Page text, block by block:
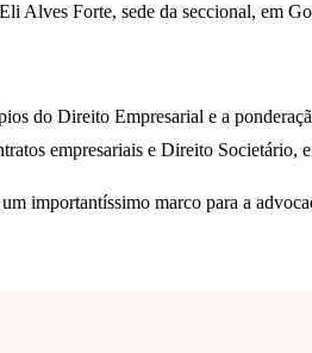
Forte, sede da seccional, em
do Direito Empresarial e a
empresariais e Direito Societário,
importantíssimo marco para a